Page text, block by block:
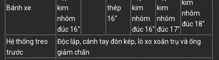
Bánh xe
kim
nhôm
đúc 16″
thép
16″
kim
nhôm
đúc 16″
kim
nhôm
đúc 17″
kim
nhôm
đúc 18″
Hệ thống treo
trước
Độc lập, cánh tay đòn kép, lò xo xoắn trụ và ống
giảm chấn